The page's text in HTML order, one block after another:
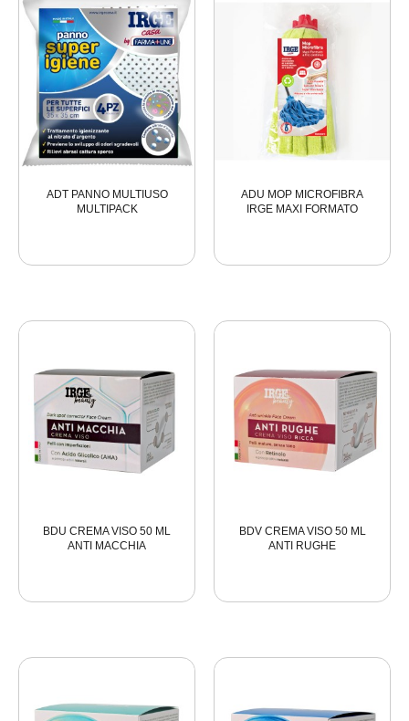
ADT PANNO MULTIUSO
MULTIPACK
ADU MOP MICROFIBRA
IRGE MAXI FORMATO
BDU CREMA VISO 50 ML
ANTI MACCHIA
BDV CREMA VISO 50 ML
ANTI RUGHE